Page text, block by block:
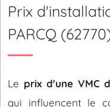
Prix
PARCQ
Le prix d'une VMC
qui influencent le